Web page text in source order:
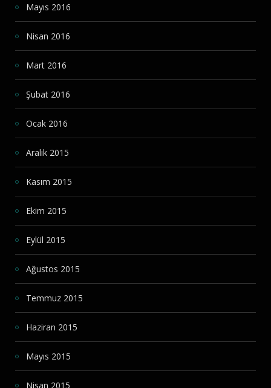
Mayıs 2016
Nisan 2016
Mart 2016
Şubat 2016
Ocak 2016
Aralık 2015
Kasım 2015
Ekim 2015
Eylül 2015
Ağustos 2015
Temmuz 2015
Haziran 2015
Mayıs 2015
Nisan 2015